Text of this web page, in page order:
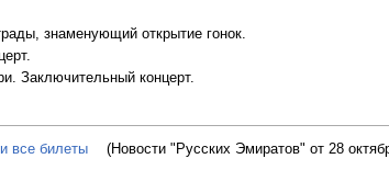
знаменующий открытие гонок.
Заключительный концерт.
все билеты (Новости "Русских Эмиратов" от 28